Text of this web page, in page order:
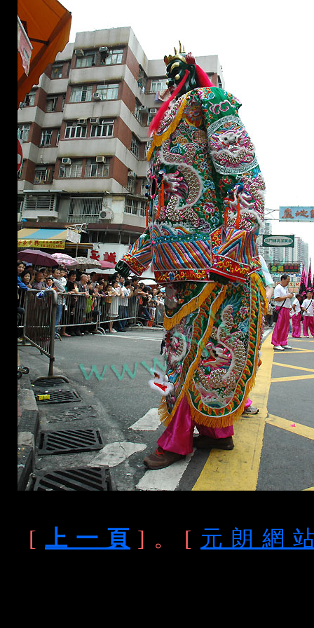
[ 上 一 頁 ] 。 [ 元 朗 網